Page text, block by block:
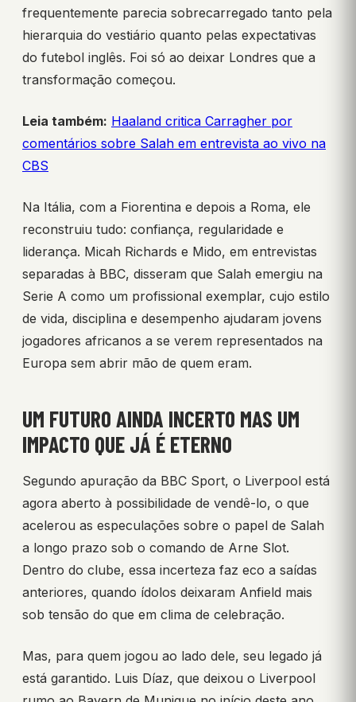
frequentemente parecia sobrecarregado tanto pela
hierarquia do vestiário quanto pelas expectativas
do futebol inglês. Foi só ao deixar Londres que a
transformação começou.
Leia também: Haaland critica Carragher por
comentários sobre Salah em entrevista ao vivo na
CBS
Na Itália, com a Fiorentina e depois a Roma, ele
reconstruiu tudo: confiança, regularidade e
liderança. Micah Richards e Mido, em entrevistas
separadas à BBC, disseram que Salah emergiu na
Serie A como um profissional exemplar, cujo estilo
de vida, disciplina e desempenho ajudaram jovens
jogadores africanos a se verem representados na
Europa sem abrir mão de quem eram.
UM FUTURO AINDA INCERTO MAS UM
IMPACTO QUE JÁ É ETERNO
Segundo apuração da BBC Sport, o Liverpool está
agora aberto à possibilidade de vendê-lo, o que
acelerou as especulações sobre o papel de Salah
a longo prazo sob o comando de Arne Slot.
Dentro do clube, essa incerteza faz eco a saídas
anteriores, quando ídolos deixaram Anfield mais
sob tensão do que em clima de celebração.
Mas, para quem jogou ao lado dele, seu legado já
está garantido. Luis Díaz, que deixou o Liverpool